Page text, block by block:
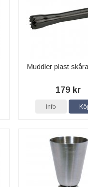
Muddler plast
179 kr
Info